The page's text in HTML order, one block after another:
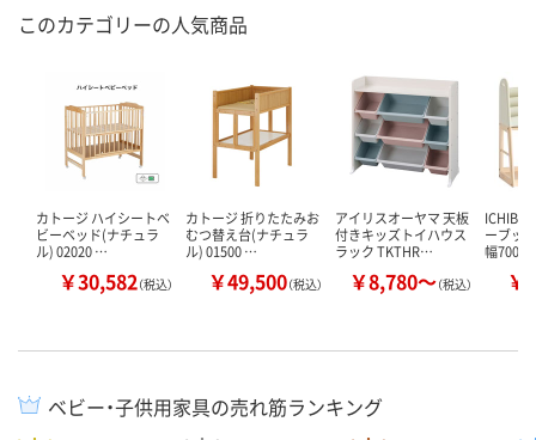
このカテゴリーの人気商品
カトージ ハイシートベ
ビーベッド(ナチュラ
ル) 02020 …
￥30,582（税込）
カトージ 折りたたみお
むつ替え台(ナチュラ
ル) 01500 …
￥49,500（税込）
アイリスオーヤマ 天板
付きキッズトイハウス
ラック TKTHR…
￥8,780～（税込）
ICHIBA
ーブッ
幅700…
￥
ベビー・子供用家具の売れ筋ランキング